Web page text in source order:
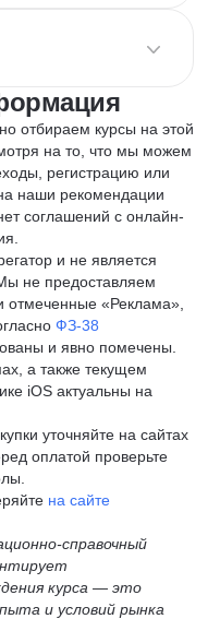
отбираем курсы на этой
на то, что мы можем
регистрацию или
наши рекомендации
соглашений с онлайн-
и не является
не предоставляем
отмеченные «Реклама»,
ФЗ-38
и явно помечены.
а также текущем
iOS актуальны на
уточняйте на сайтах
оплатой проверьте
на сайте
справочный
курса — это
и условий рынка